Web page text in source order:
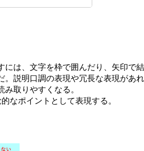
は、文字を枠で囲んだり、矢印で
説明口調の表現や冗長な表現があ
取りやすくなる。
なポイントとして表現する。